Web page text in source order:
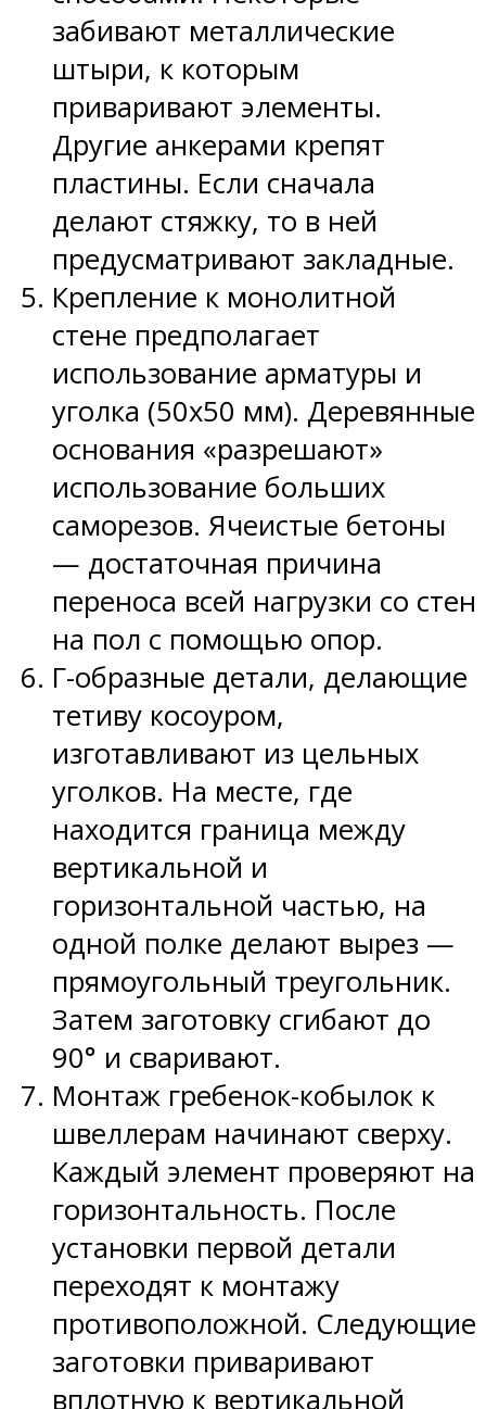
забивают металлические
штыри, к которым
приваривают элементы.
Другие анкерами крепят
пластины. Если сначала
делают стяжку, то в ней
предусматривают закладные.
Крепление к монолитной
стене предполагает
использование арматуры и
уголка (50х50 мм). Деревянные
основания «разрешают»
использование больших
саморезов. Ячеистые бетоны
— достаточная причина
переноса всей нагрузки со стен
на пол с помощью опор.
Г-образные детали, делающие
тетиву косоуром,
изготавливают из цельных
уголков. На месте, где
находится граница между
вертикальной и
горизонтальной частью, на
одной полке делают вырез —
прямоугольный треугольник.
Затем заготовку сгибают до
90° и сваривают.
Монтаж гребенок-кобылок к
швеллерам начинают сверху.
Каждый элемент проверяют на
горизонтальность. После
установки первой детали
переходят к монтажу
противоположной. Следующие
заготовки приваривают
вплотную к вертикальной